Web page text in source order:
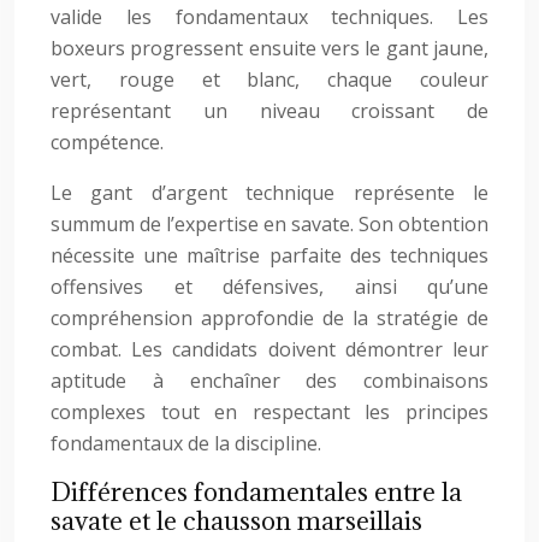
valide les fondamentaux techniques. Les
boxeurs progressent ensuite vers le gant jaune,
vert, rouge et blanc, chaque couleur
représentant un niveau croissant de
compétence.
Le gant d’argent technique représente le
summum de l’expertise en savate. Son obtention
nécessite une maîtrise parfaite des techniques
offensives et défensives, ainsi qu’une
compréhension approfondie de la stratégie de
combat. Les candidats doivent démontrer leur
aptitude à enchaîner des combinaisons
complexes tout en respectant les principes
fondamentaux de la discipline.
Différences fondamentales entre la
savate et le chausson marseillais